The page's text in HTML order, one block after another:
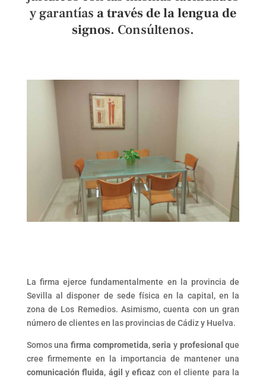
y garantías a través de la lengua de
signos. Consúltenos.
La firma ejerce fundamentalmente en la provincia de
Sevilla al disponer de sede física en la capital, en la
zona de Los Remedios. Asimismo, cuenta con un gran
número de clientes en las provincias de Cádiz y Huelva.
Somos unafirma comprometida,seria y profesional que
cree firmemente en la importancia de mantener una
comunicación fluida, ágil yeficaz con el cliente para la